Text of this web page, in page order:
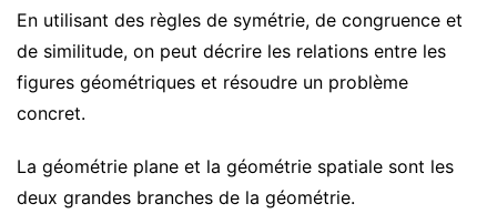
En utilisant des règles de symétrie, de congruence et
de similitude, on peut décrire les relations entre les
figures géométriques et résoudre un problème
concret.
La géométrie plane et la géométrie spatiale sont les
deux grandes branches de la géométrie.